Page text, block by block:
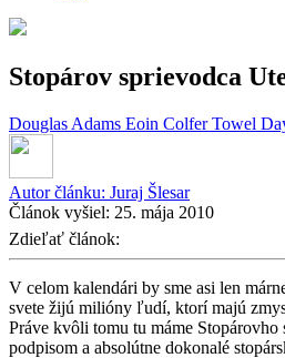
Stopárov sprievodca
Douglas Adams Eoin ColferTowel
Autor článku: Juraj Šlesar
Článok vyšiel: 25. mája 2010
Zdieľať článok:
V celom kalendári by sme asi len
svete žijú milióny ľudí, ktorí majú
Práve kvôli tomu tu máme
podpisom a absolútne dokonalé